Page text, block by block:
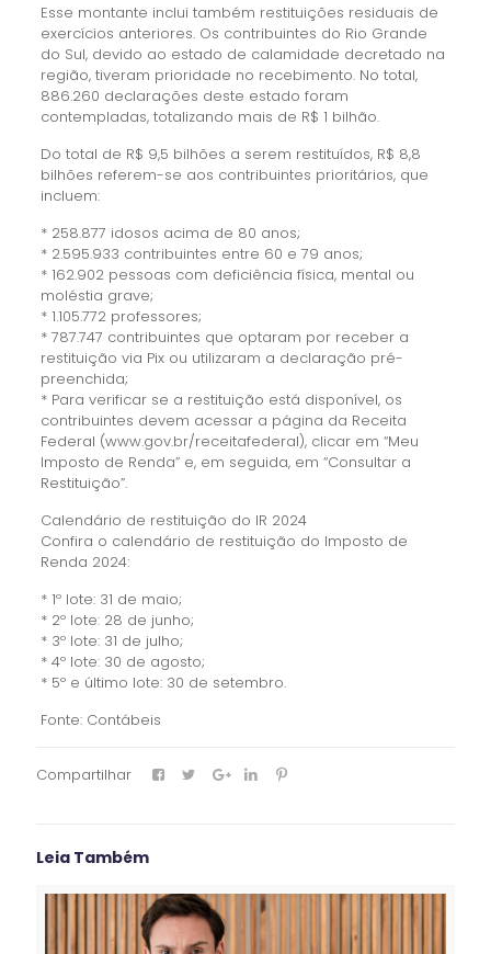
Esse montante inclui também restituições residuais de
exercícios anteriores. Os contribuintes do Rio Grande
do Sul, devido ao estado de calamidade decretado na
região, tiveram prioridade no recebimento. No total,
886.260 declarações deste estado foram
contempladas, totalizando mais de R$ 1 bilhão.
Do total de R$ 9,5 bilhões a serem restituídos, R$ 8,8
bilhões referem-se aos contribuintes prioritários, que
incluem:
* 258.877 idosos acima de 80 anos;
* 2.595.933 contribuintes entre 60 e 79 anos;
* 162.902 pessoas com deficiência física, mental ou
moléstia grave;
* 1.105.772 professores;
* 787.747 contribuintes que optaram por receber a
restituição via Pix ou utilizaram a declaração pré-
preenchida;
* Para verificar se a restituição está disponível, os
contribuintes devem acessar a página da Receita
Federal (www.gov.br/receitafederal), clicar em “Meu
Imposto de Renda” e, em seguida, em “Consultar a
Restituição”.
Calendário de restituição do IR 2024
Confira o calendário de restituição do Imposto de
Renda 2024:
* 1º lote: 31 de maio;
* 2º lote: 28 de junho;
* 3º lote: 31 de julho;
* 4º lote: 30 de agosto;
* 5º e último lote: 30 de setembro.
Fonte: Contábeis
Compartilhar
Leia Também